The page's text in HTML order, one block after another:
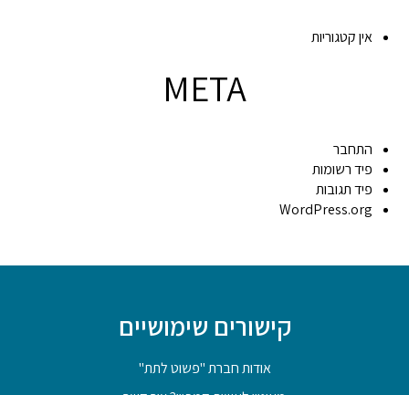
אין קטגוריות
META
התחבר
פיד רשומות
פיד תגובות
WordPress.org
קישורים שימושיים
אודות חברת "פשוט לתת"